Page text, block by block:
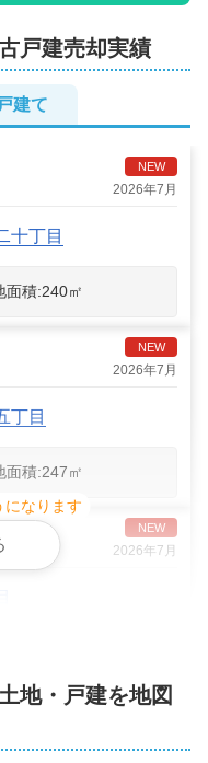
戸建売却実績
戸建て
NEW
2026年7月
十丁目
面積:240㎡
NEW
2026年7月
丁目
面積:247㎡
NEW
2026年7月
NEW
になります
地・戸建を地図